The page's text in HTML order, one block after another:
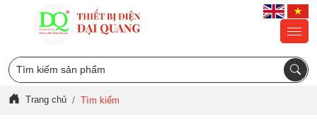
Trang chủ Tìm kiếm